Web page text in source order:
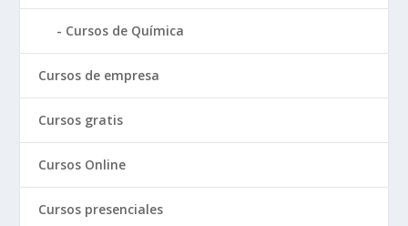
Cursos de Química
Cursos de empresa
Cursos gratis
Cursos Online
Cursos presenciales